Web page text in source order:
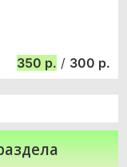
350 / 300